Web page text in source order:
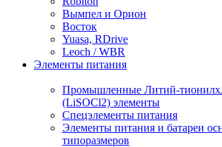
Вымпел и Орион
Восток
Yuasa, RDrive
Leoch / WBR
Элементы питания
Промышленные Литий-
(LiSOCl2) элементы
Спецэлементы питания
Элементы питания и батареи
типоразмеров